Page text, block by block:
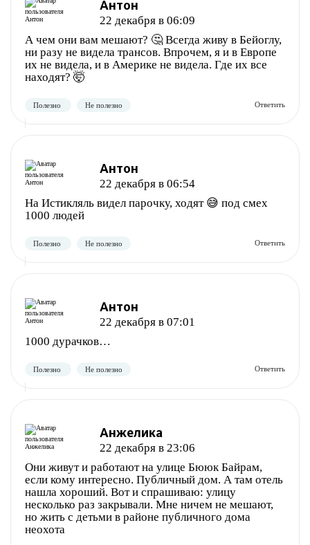
Антон
22 декабря в 06:09
А чем они вам мешают? 🤔 Всегда живу в Бейоглу,
ни разу не видела трансов. Впрочем, я и в Европе
их не видела, и в Америке не видела. Где их все
находят? 🤯
Антон
22 декабря в 06:54
На Истикляль видел парочку, ходят 😅 под смех
1000 людей
Антон
22 декабря в 07:01
1000 дурачков…
Анжелика
22 декабря в 23:06
Они живут и работают на улице Бююк Байрам,
если кому интересно. Публичный дом. А там отель
нашла хороший. Вот и спрашиваю: улицу
несколько раз закрывали. Мне ничем не мешают,
но жить с детьми в районе публичного дома
неохота